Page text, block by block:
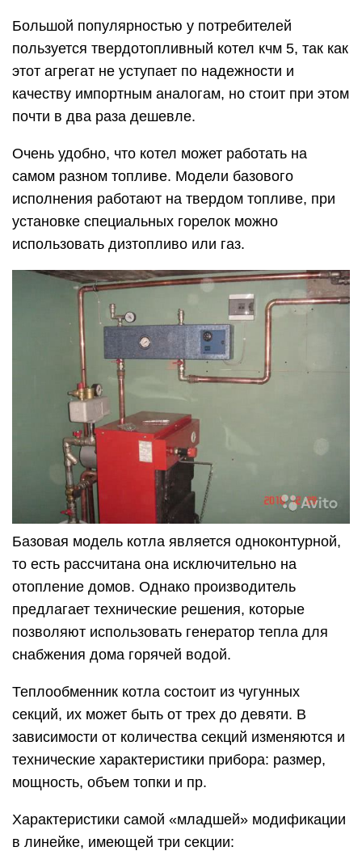
Большой популярностью у потребителей
пользуется твердотопливный котел кчм 5, так как
этот агрегат не уступает по надежности и
качеству импортным аналогам, но стоит при этом
почти в два раза дешевле.
Очень удобно, что котел может работать на
самом разном топливе. Модели базового
исполнения работают на твердом топливе, при
установке специальных горелок можно
использовать дизтопливо или газ.
Базовая модель котла является одноконтурной,
то есть рассчитана она исключительно на
отопление домов. Однако производитель
предлагает технические решения, которые
позволяют использовать генератор тепла для
снабжения дома горячей водой.
Теплообменник котла состоит из чугунных
секций, их может быть от трех до девяти. В
зависимости от количества секций изменяются и
технические характеристики прибора: размер,
мощность, объем топки и пр.
Характеристики самой «младшей» модификации
в линейке, имеющей три секции: